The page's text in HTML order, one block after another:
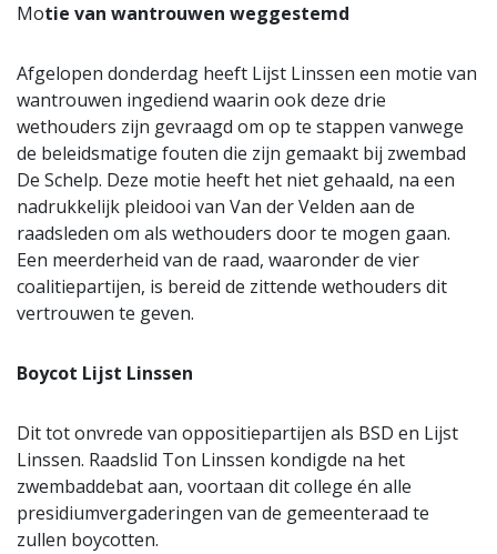
Motie van wantrouwen weggestemd
Afgelopen donderdag heeft Lijst Linssen een motie van
wantrouwen ingediend waarin ook deze drie
wethouders zijn gevraagd om op te stappen vanwege
de beleidsmatige fouten die zijn gemaakt bij zwembad
De Schelp. Deze motie heeft het niet gehaald, na een
nadrukkelijk pleidooi van Van der Velden aan de
raadsleden om als wethouders door te mogen gaan.
Een meerderheid van de raad, waaronder de vier
coalitiepartijen, is bereid de zittende wethouders dit
vertrouwen te geven.
Boycot Lijst Linssen
Dit tot onvrede van oppositiepartijen als BSD en Lijst
Linssen. Raadslid Ton Linssen kondigde na het
zwembaddebat aan, voortaan dit college én alle
presidiumvergaderingen van de gemeenteraad te
zullen boycotten.